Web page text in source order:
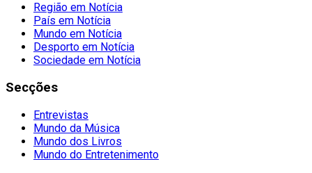
Região em Notícia
País em Notícia
Mundo em Notícia
Desporto em Notícia
Sociedade em Notícia
Secções
Entrevistas
Mundo da Música
Mundo dos Livros
Mundo do Entretenimento